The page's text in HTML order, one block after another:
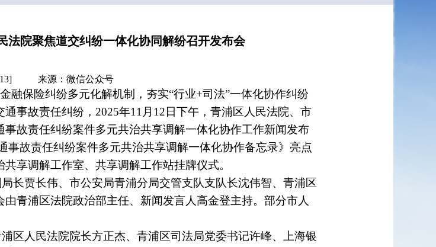
法院聚焦道交纠纷一体化协同解纷召开发布会
来源：微信公众号
融保险纠纷多元化解机制，夯实“行业+司法”一体化协作纠纷
事故责任纠纷，2025年11月12日下午，青浦区人民法院、市
故责任纠纷案件多元共治共享调解一体化协作工作新闻发布
故责任纠纷案件多元共治共享调解一体化协作备忘录》亮点
享调解工作室、共享调解工作站挂牌仪式。
长贾长伟、市公安局青浦分局交管支队支队长沈伟智、青浦区
青浦区法院政治部主任、新闻发言人高金登主持。部分市人
区人民法院院长方正杰、青浦区司法局党委书记许峰、上海银